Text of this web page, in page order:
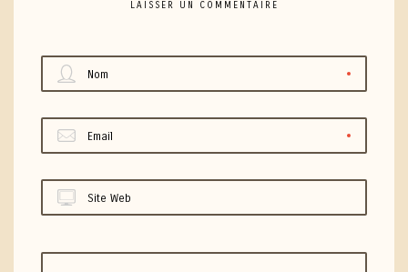
LAISSER UN COMMENTAIRE
Nom
Email
Site Web